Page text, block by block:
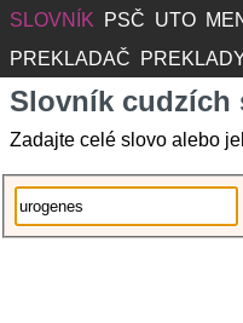
SLOVNÍK PSČ UTO
PREKLADAČ
Slovník cudzích
Zadajte celé slovo alebo